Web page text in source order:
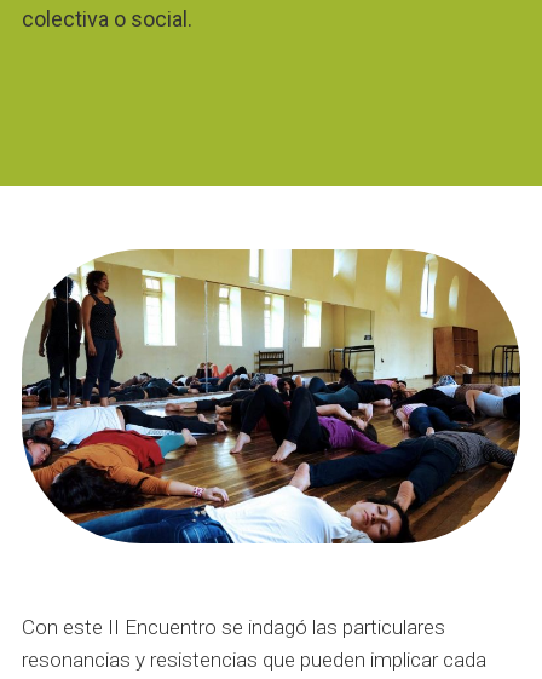
colectiva o social.
Con este II Encuentro se indagó las particulares
resonancias y resistencias que pueden implicar cada